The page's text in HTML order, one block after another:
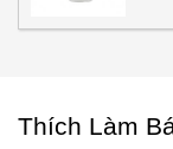
Thích Làm